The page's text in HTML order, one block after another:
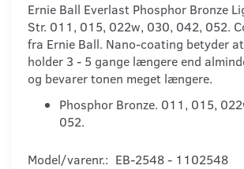
Ernie Ball Everlast Phosphor Bronze
Str. 011, 015, 022w, 030, 042, 052.
fra Ernie Ball. Nano-coating betyder
holder 3 - 5 gange længere end
og bevarer tonen meget længere.
Phosphor Bronze. 011, 015,
052.
Model/varenr.: EB-2548 - 1102548